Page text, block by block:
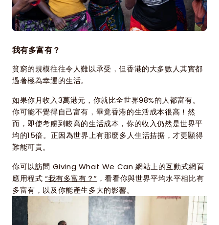
我有多富有？
貧窮的規模往往令人難以承受，但香港的大多數人其實都
過著極為幸運的生活。
如果你月收入3萬港元，你就比全世界98%的人都富有。
你可能不覺得自己富有，畢竟香港的生活成本很高！然
而，即使考慮到較高的生活成本，你的收入仍然是世界平
均的15倍。正因為世界上有那麼多人生活拮据，才更顯得
難能可貴。
你可以訪問 Giving What We Can 網站上的互動式網頁
應用程式 “我有多富有？” ，看看你與世界平均水平相比有
多富有，以及你能產生多大的影響。